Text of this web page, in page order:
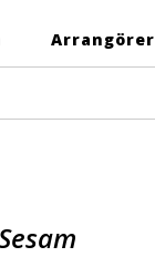
Arrangörer